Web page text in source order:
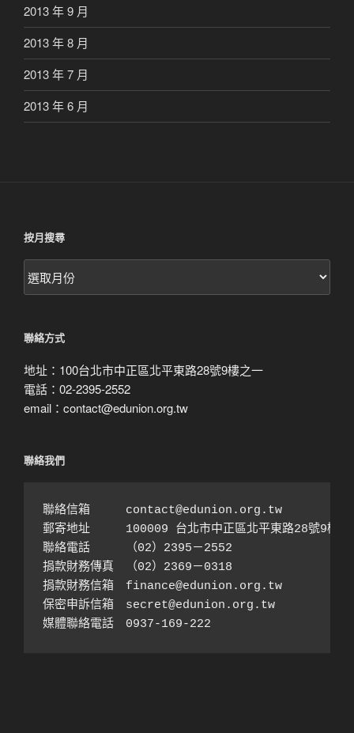
2013 年 9 月
2013 年 8 月
2013 年 7 月
2013 年 6 月
按月搜尋
按
月
聯絡方式
地址：100台北市中正區北平東路28號9樓之一
電話：02-2395-2552
email：contact@edunion.org.tw
聯絡我們
聯絡信箱　　　contact@edunion.org.tw
郵寄地址　　　100009 台北市中正區北平東路28號9樓之
聯絡電話　　　（02）2395－2552
捐款財務傳真　（02）2369－0318
捐款財務信箱　finance@edunion.org.tw
保密申訴信箱　secret@edunion.org.tw
媒體聯絡電話　0937-169-222